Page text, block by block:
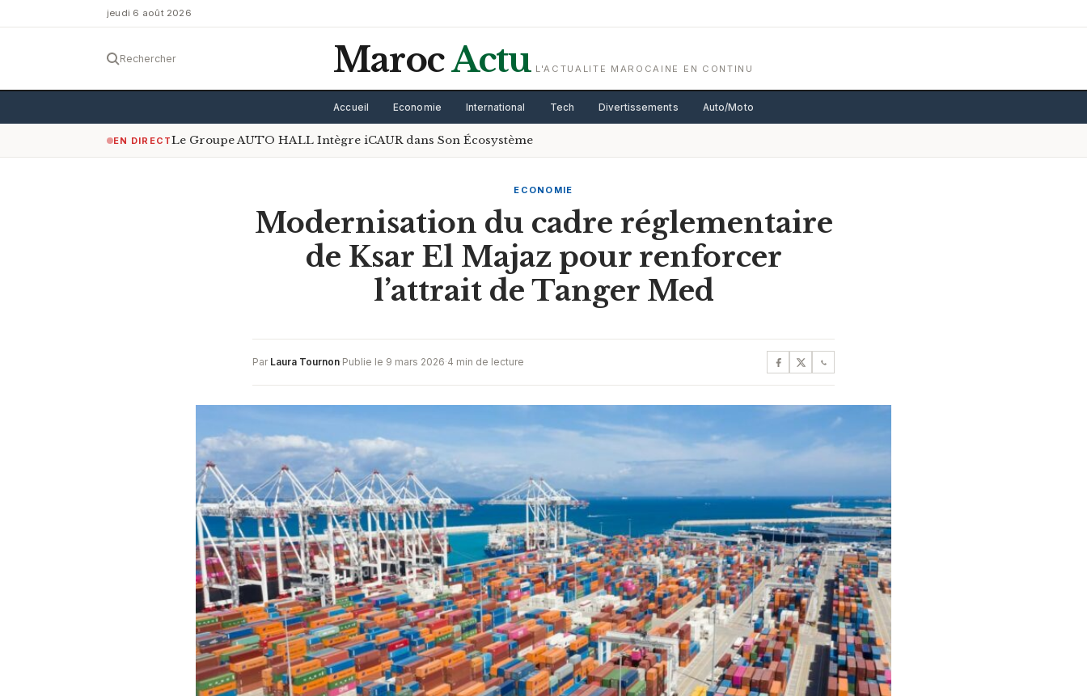
jeudi 6 août 2026
Rechercher MarocActu L'ACTUALITE MAROCAINE EN CONTINU
Accueil Economie International Tech Divertissements Auto/Moto
EN DIRECTLe Groupe AUTO HALL Intègre iCAUR dans Son Écosystème
ECONOMIE
Modernisation du cadre réglementaire
de Ksar El Majaz pour renforcer
l’attrait de Tanger Med
Par Laura Tournon·Publie le 9 mars 2026·4 min de lecture